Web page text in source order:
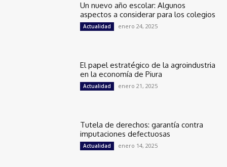
Un nuevo año escolar: Algunos
aspectos a considerar para los colegios
Actualidad enero 24, 2025
El papel estratégico de la agroindustria
en la economía de Piura
Actualidad enero 21, 2025
Tutela de derechos: garantía contra
imputaciones defectuosas
Actualidad enero 14, 2025